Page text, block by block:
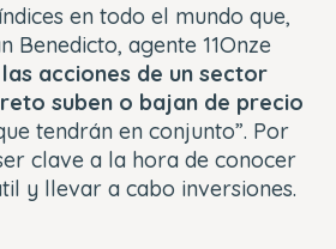
en todo el mundo que,
Benedicto, agente 11Onze
acciones de un sector
suben o bajan de precio
tendrán en conjunto”. Por
clave a la hora de conocer
y llevar a cabo inversiones.